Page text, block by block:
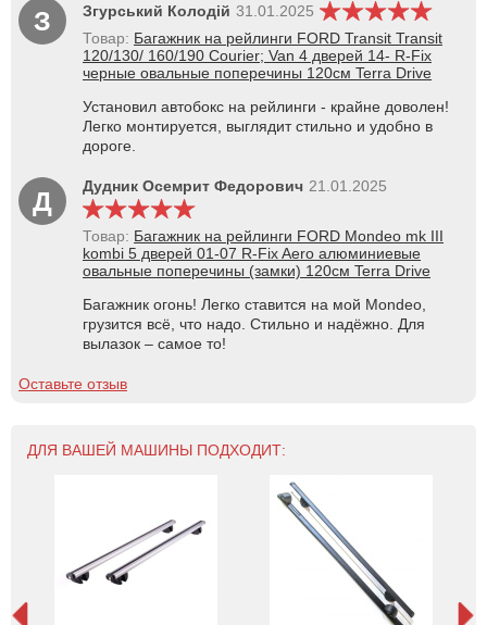
З Згурський Колодій 31.01.2025
Товар: Багажник на рейлинги FORD Transit Transit
120/130/ 160/190 Courier; Van 4 дверей 14- R-Fix
черные овальные поперечины 120см Terra Drive
Установил автобокс на рейлинги - крайне доволен!
Легко монтируется, выглядит стильно и удобно в
дороге.
Д Дудник Осемрит Федорович 21.01.2025
Товар: Багажник на рейлинги FORD Mondeo mk III
kombi 5 дверей 01-07 R-Fix Aero алюминиевые
овальные поперечины (замки) 120см Terra Drive
Багажник огонь! Легко ставится на мой Mondeo,
грузится всё, что надо. Стильно и надёжно. Для
вылазок – самое то!
Оставьте отзыв
ДЛЯ ВАШЕЙ МАШИНЫ ПОДХОДИТ: